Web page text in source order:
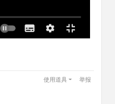
使用道具 举报